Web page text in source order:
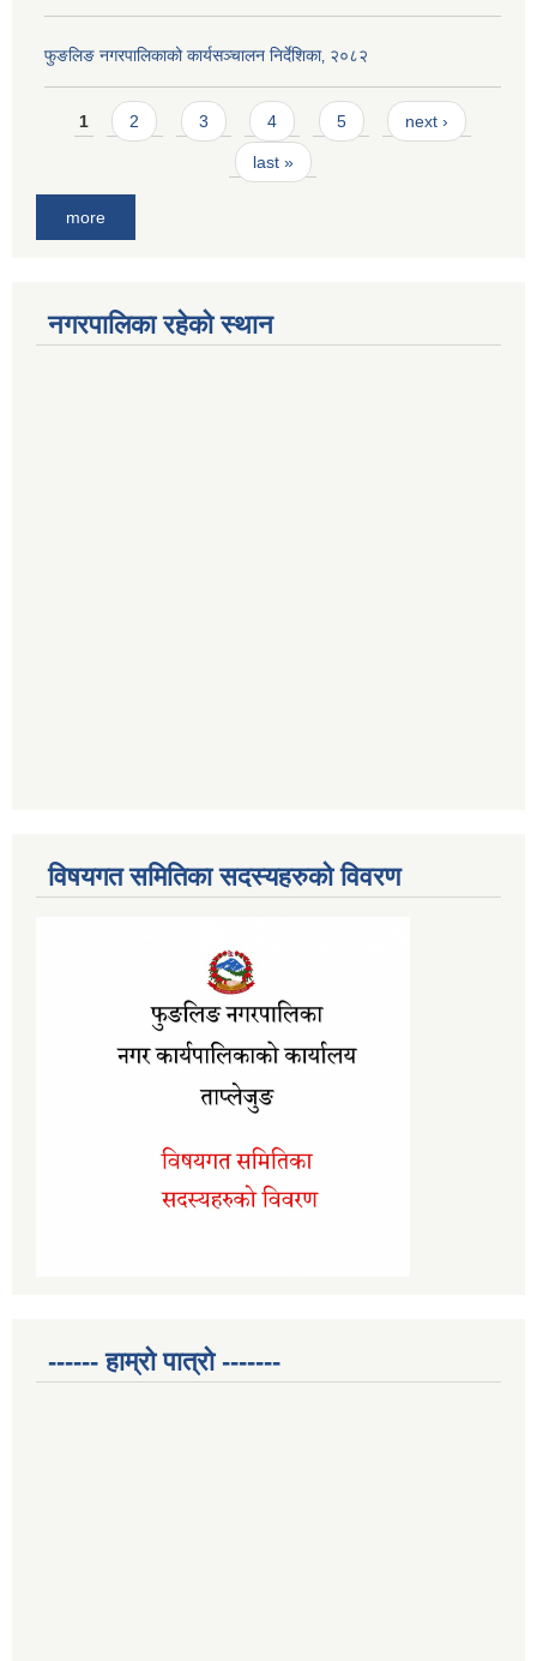
फुङलिङ नगरपालिकाको कार्यसञ्चालन निर्देशिका‚ २०८२
Pages
1 2 3 4 5 next ›
last »
more
नगरपालिका रहेको स्थान
विषयगत समितिका सदस्यहरुको विवरण
------ हाम्रो पात्रो -------